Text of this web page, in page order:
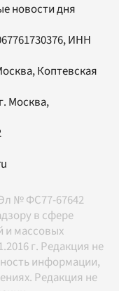
новости дня
ИНН
Коптевская
Москва,
№ ФС77-67642
в сфере
и массовых
г. Редакция не
информации,
Редакция не